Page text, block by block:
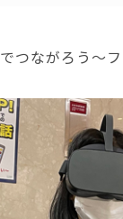
ながろう〜